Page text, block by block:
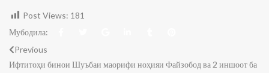
Post Views: 181
Мубодила:
Previous
Ифтитоҳи бинои Шуъбаи маорифи ноҳияи Файзобод ва 2 иншоот ба